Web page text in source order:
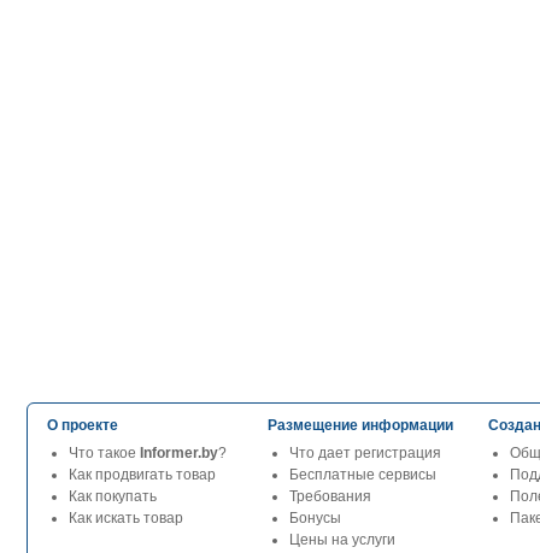
О проекте
Что такое Informer.by?
Как продвигать товар
Как покупать
Как искать товар
Размещение информации
Что дает регистрация
Бесплатные сервисы
Требования
Бонусы
Цены на услуги